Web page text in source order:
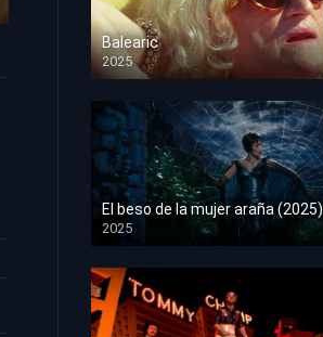
Balearic
2025
HD 1080p
El beso de la mujer araña (2025)
2025
HD 1080p